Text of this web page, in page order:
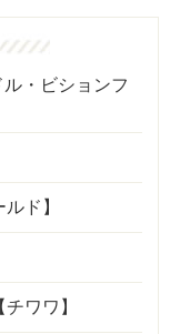
・ビションフ
ド】
ワワ】